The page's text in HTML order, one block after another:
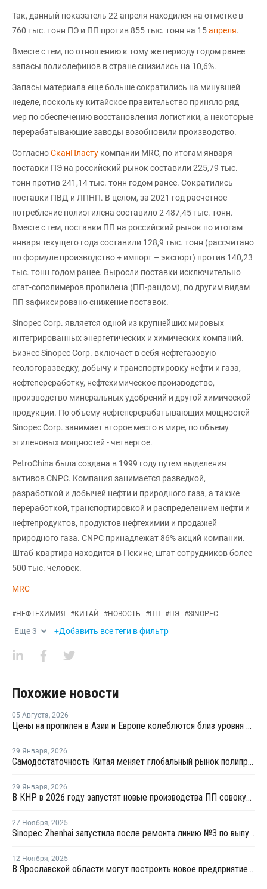
Так, данный показатель 22 апреля находился на отметке в
760 тыс. тонн ПЭ и ПП против 855 тыс. тонн на 15апреля.
Вместе с тем, по отношению к тому же периоду годом ранее
запасы полиолефинов в стране снизились на 10,6%.
Запасы материала еще больше сократились на минувшей
неделе, поскольку китайское правительство приняло ряд
мер по обеспечению восстановления логистики, а некоторые
перерабатывающие заводы возобновили производство.
СогласноСканПласту компании MRC, по итогам января
поставки ПЭ на российский рынок составили 225,79 тыс.
тонн против 241,14 тыс. тонн годом ранее. Сократились
поставки ПВД и ЛПНП. В целом, за 2021 год расчетное
потребление полиэтилена составило 2 487,45 тыс. тонн.
Вместе с тем, поставки ПП на российский рынок по итогам
января текущего года составили 128,9 тыс. тонн (рассчитано
по формуле производство + импорт – экспорт) против 140,23
тыс. тонн годом ранее. Выросли поставки исключительно
стат-сополимеров пропилена (ПП-рандом), по другим видам
ПП зафиксировано снижение поставок.
Sinopec Corp. является одной из крупнейших мировых
интегрированных энергетических и химических компаний.
Бизнес Sinopec Corp. включает в себя нефтегазовую
геологоразведку, добычу и транспортировку нефти и газа,
нефтепереработку, нефтехимическое производство,
производство минеральных удобрений и другой химической
продукции. По объему нефтеперерабатывающих мощностей
Sinopec Corp. занимает второе место в мире, по объему
этиленовых мощностей - четвертое.
PetroChina была создана в 1999 году путем выделения
активов CNPC. Компания занимается разведкой,
разработкой и добычей нефти и природного газа, а также
переработкой, транспортировкой и распределением нефти и
нефтепродуктов, продуктов нефтехимии и продажей
природного газа. CNPC принадлежат 86% акций компании.
Штаб-квартира находится в Пекине, штат сотрудников более
500 тыс. человек.
MRC
#НЕФТЕХИМИЯ #КИТАЙ #НОВОСТЬ #ПП #ПЭ #SINOPEC
Еще3 +Добавить все теги в фильтр
Похожие новости
05 Августа, 2026
Цены на пропилен в Азии и Европе колеблются близ уровня в USD1000
29 Января, 2026
Самодостаточность Китая меняет глобальный рынок полипропилена
29 Января, 2026
В КНР в 2026 году запустят новые производства ПП совокупной мощностью 4,9 млн тонн
27 Ноября, 2025
Sinopec Zhenhai запустила после ремонта линию №3 по выпуску ПП в Китае
12 Ноября, 2025
В Ярославской области могут построить новое предприятие по производству ПП